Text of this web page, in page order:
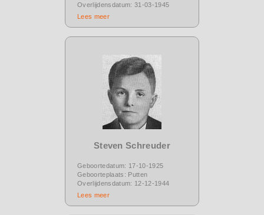
Overlijdensdatum: 31-03-1945
Lees meer
Steven Schreuder
Geboortedatum: 17-10-1925
Geboorteplaats: Putten
Overlijdensdatum: 12-12-1944
Lees meer